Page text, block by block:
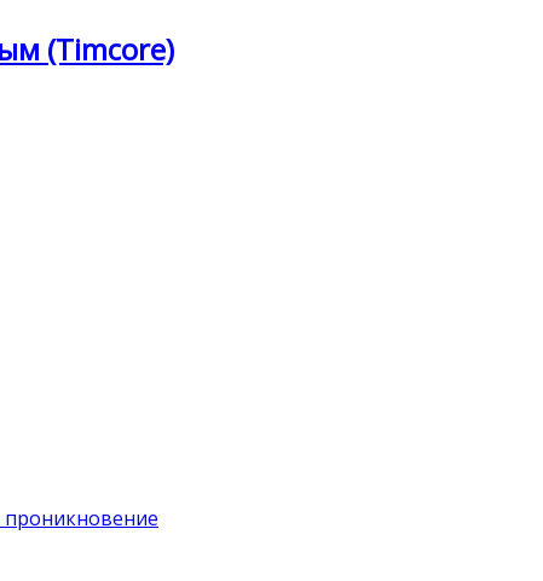
(Timcore)
проникновение